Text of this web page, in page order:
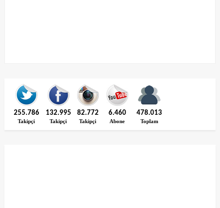
255.786
Takipçi
132.995
Takipçi
82.772
Takipçi
6.460
Abone
478.013
Toplam